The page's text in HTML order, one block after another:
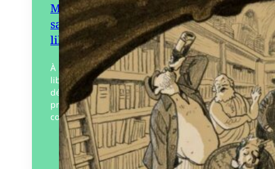
Mon traité technique des
savoir-faire à l’usage du vrai
libraire
À l’occasion du 160e anniversaire de sa
librairie, Léon Durance a décidé de
délivrer quelques-uns de ses souvenirs
professionnels et de nous prodiguer ses
conseils. De la réalité…
Éditeur :La Fabrique du livre